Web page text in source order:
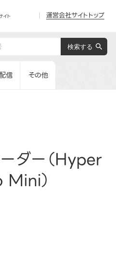
イト 運営会社サイトトップ
信 その他
ダー（Hyper
）